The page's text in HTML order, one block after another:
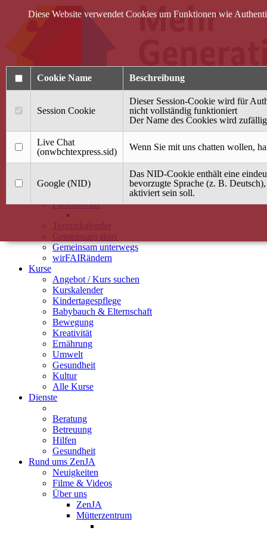
Anmelden
Startseite
Treffpunkt Jung & Alt
40 Jahre Mütterzentrum
Familiencafé
Terminkalender
Gemeinsam aktiv
Gemeinsam unterwegs
wirFAIRändern
Kurse
Angebot / Kurs suchen
Kurskalender
Kindertagespflege
Babybauch & Elternschaft
Bewegung
Kreativität
Ernährung
Umwelt
Gesundheit
Kultur
Alle Kurse
Dienste
Beratung
Betreuung
Hilfen
Gesundheit
Rund ums ZenJA
Neuigkeiten
Filme & Videos
Über uns
ZenJA
Mütterzentrum
Diese Website verwendet Cookies um Funktionen wie
Cookie Name Beschreibung
Session Cookie
Dieser Session-Cookie wird für
nicht vollständig funktioniert
Der Name des Cookies wird
Live Chat
(onwbchtexpress.sid)
Wenn Sie mit uns chatten wollen,
Google (NID)
Das NID-Cookie enthält eine
bevorzugte Sprache (z. B.
aktiviert sein soll.